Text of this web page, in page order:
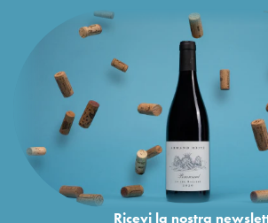
Ricevi la nostra